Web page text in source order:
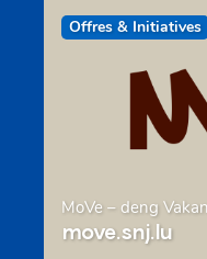
Offres & Initiatives
MoVe – deng
move.snj.lu